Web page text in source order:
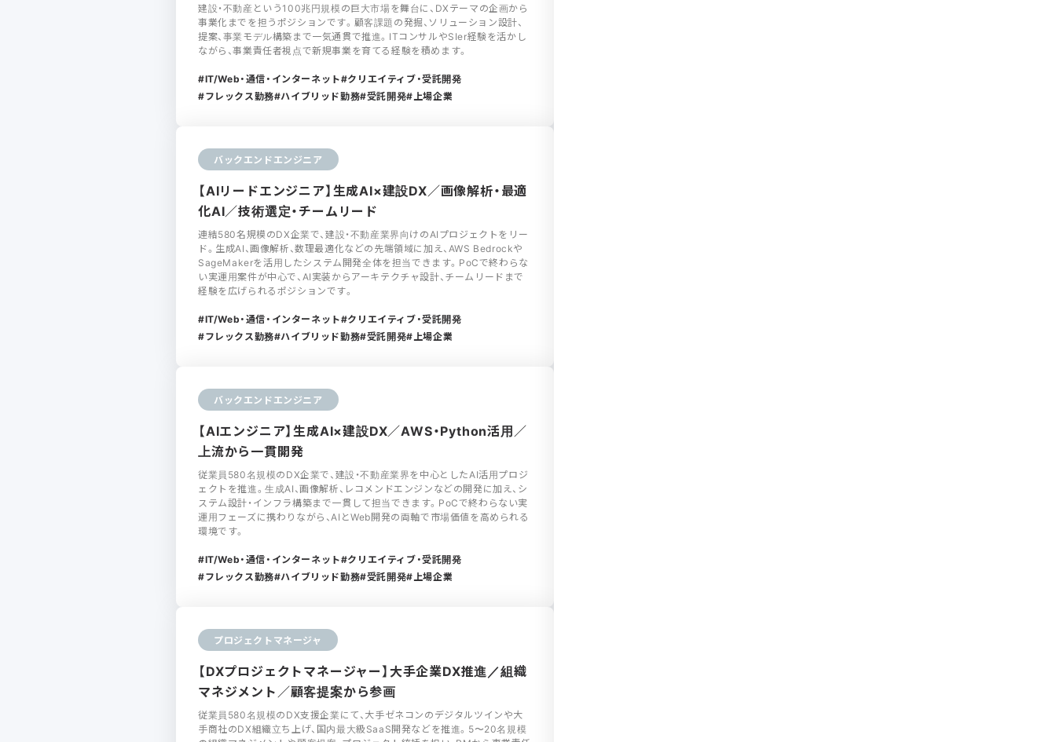
建設・不動産という100兆円規模の巨大市場を舞台に、DXテーマの企画から
事業化までを担うポジションです。顧客課題の発掘、ソリューション設計、
提案、事業モデル構築まで一気通貫で推進。ITコンサルやSIer経験を活かし
ながら、事業責任者視点で新規事業を育てる経験を積めます。
IT/Web・通信・インターネット
クリエイティブ・受託開発
フレックス勤務 ハイブリッド勤務 受託開発 上場企業
バックエンドエンジニア
【AIリードエンジニア】生成AI×建設DX／画像解析・最適
化AI／技術選定・チームリード
連結580名規模のDX企業で、建設・不動産業界向けのAIプロジェクトをリー
ド。生成AI、画像解析、数理最適化などの先端領域に加え、AWS Bedrockや
SageMakerを活用したシステム開発全体を担当できます。PoCで終わらな
い実運用案件が中心で、AI実装からアーキテクチャ設計、チームリードまで
経験を広げられるポジションです。
IT/Web・通信・インターネット
クリエイティブ・受託開発
フレックス勤務 ハイブリッド勤務 受託開発 上場企業
バックエンドエンジニア
【AIエンジニア】生成AI×建設DX／AWS・Python活用／
上流から一貫開発
従業員580名規模のDX企業で、建設・不動産業界を中心としたAI活用プロジ
ェクトを推進。生成AI、画像解析、レコメンドエンジンなどの開発に加え、シ
ステム設計・インフラ構築まで一貫して担当できます。PoCで終わらない実
運用フェーズに携わりながら、AIとWeb開発の両軸で市場価値を高められる
環境です。
IT/Web・通信・インターネット
クリエイティブ・受託開発
フレックス勤務 ハイブリッド勤務 受託開発 上場企業
プロジェクトマネージャ
【DXプロジェクトマネージャー】大手企業DX推進／組織
マネジメント／顧客提案から参画
従業員580名規模のDX支援企業にて、大手ゼネコンのデジタルツインや大
手商社のDX組織立ち上げ、国内最大級SaaS開発などを推進。5〜20名規模